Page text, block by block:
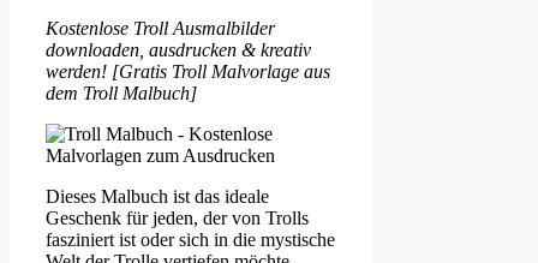
Kostenlose Troll Ausmalbilder
downloaden, ausdrucken & kreativ
werden! [Gratis Troll Malvorlage aus
dem Troll Malbuch]
Dieses Malbuch ist das ideale
Geschenk für jeden, der von Trolls
fasziniert ist oder sich in die mystische